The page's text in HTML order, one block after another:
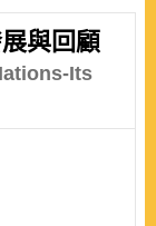
與回顧
Its